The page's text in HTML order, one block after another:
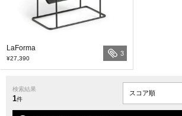
LaForma
¥27,390
3
検索結果
1件